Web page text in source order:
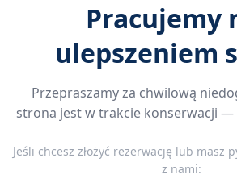
Pracujemy
ulepszeniem
Przepraszamy za chwilową
strona jest w trakcie konserwacji
Jeśli chcesz złożyć rezerwację lub masz
z nami: